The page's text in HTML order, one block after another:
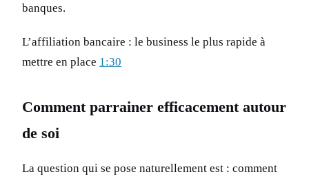
banques.
L’affiliation bancaire : le business le plus rapide à
mettre en place 1:30
Comment parrainer efficacement autour
de soi
La question qui se pose naturellement est : comment